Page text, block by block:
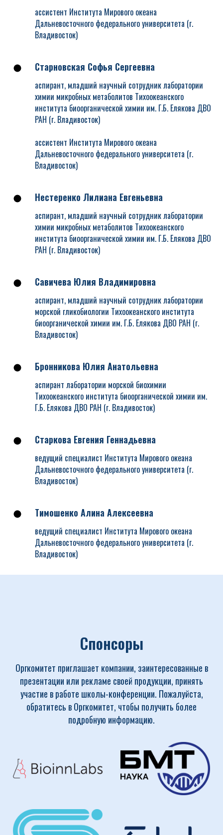
ассистент Института Мирового океана
Дальневосточного федерального университета (г.
Владивосток)
Старновская Софья Сергеевна
аспирант, младший научный сотрудник лаборатории
химии микробных метаболитов Тихоокеанского
института биоорганической химии им. Г.Б. Елякова ДВО
РАН (г. Владивосток)
ассистент Института Мирового океана
Дальневосточного федерального университета (г.
Владивосток)
Нестеренко Лилиана Евгеньевна
аспирант, младший научный сотрудник лаборатории
химии микробных метаболитов Тихоокеанского
института биоорганической химии им. Г.Б. Елякова ДВО
РАН (г. Владивосток)
Савичева Юлия Владимировна
аспирант, младший научный сотрудник лаборатории
морской гликобиологии Тихоокеанского института
биоорганической химии им. Г.Б. Елякова ДВО РАН (г.
Владивосток)
Бронникова Юлия Анатольевна
аспирант лаборатории морской биохимии
Тихоокеанского института биоорганической химии им.
Г.Б. Елякова ДВО РАН (г. Владивосток)
Старкова Евгения Геннадьевна
ведущий специалист Института Мирового океана
Дальневосточного федерального университета (г.
Владивосток)
Тимошенко Алина Алексеевна
ведущий специалист Института Мирового океана
Дальневосточного федерального университета (г.
Владивосток)
Спонсоры
Оргкомитет приглашает компании, заинтересованные в
презентации или рекламе своей продукции, принять
участие в работе школы-конференции. Пожалуйста,
обратитесь в Оргкомитет, чтобы получить более
подробную информацию.